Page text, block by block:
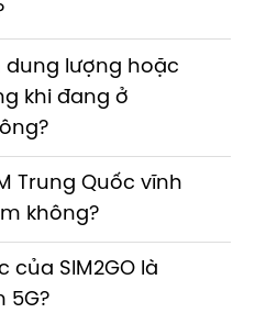
dung lượng hoặc
khi đang ở
Trung Quốc vĩnh
không?
của SIM2GO là
5G?